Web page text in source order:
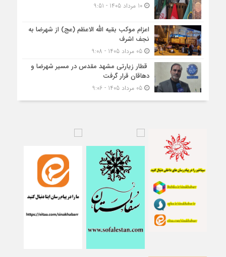
10 مرداد 1405 - 9:51
اعزام موکب بقیه الله الاعظم (عج) از شهرضا به
نجف اشرف
05 مرداد 1405 - 9:08
قطار زیارتی مشهد مقدس در مسیر شهرضا و
دهاقان قرار گرفت
05 مرداد 1405 - 9:06